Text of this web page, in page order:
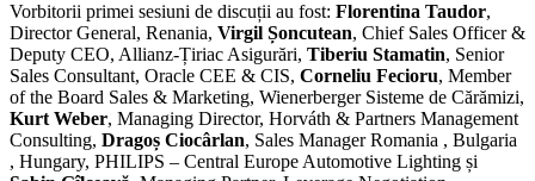
Vorbitorii primei sesiuni de discuții au fost: Florentina Taudor,
Director General, Renania, Virgil Șoncutean, Chief Sales Officer &
Deputy CEO, Allianz-Țiriac Asigurări, Tiberiu Stamatin, Senior
Sales Consultant, Oracle CEE & CIS, Corneliu Fecioru, Member
of the Board Sales & Marketing, Wienerberger Sisteme de Cărămizi,
Kurt Weber, Managing Director, Horváth & Partners Management
Consulting, Dragoș Ciocârlan, Sales Manager Romania , Bulgaria
, Hungary, PHILIPS – Central Europe Automotive Lighting și